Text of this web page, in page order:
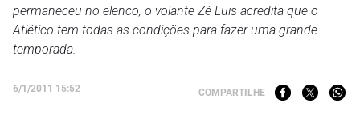
permaneceu no elenco, o volante Zé Luis acredita que o
Atlético tem todas as condições para fazer uma grande
temporada.
6/1/2011 15:52 COMPARTILHE